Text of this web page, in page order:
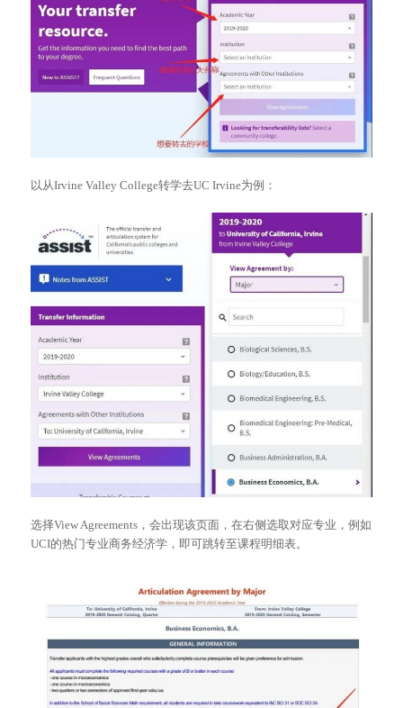
以从Irvine Valley College转学去UC Irvine为例：
选择View Agreements，会出现该页面，在右侧选取对应专业，例如
UCI的热门专业商务经济学，即可跳转至课程明细表。